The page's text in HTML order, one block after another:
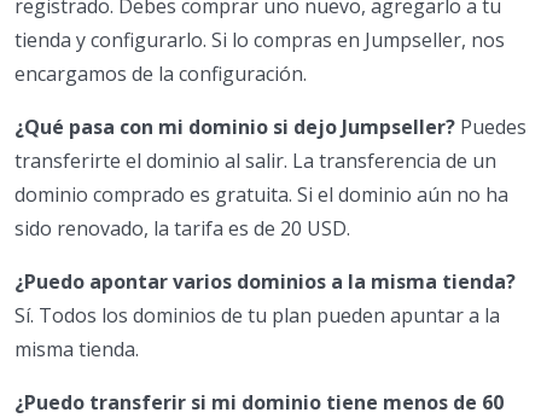
registrado. Debes comprar uno nuevo, agregarlo a tu
tienda y configurarlo. Si lo compras en Jumpseller, nos
encargamos de la configuración.
¿Qué pasa con mi dominio si dejo Jumpseller? Puedes
transferirte el dominio al salir. La transferencia de un
dominio comprado es gratuita. Si el dominio aún no ha
sido renovado, la tarifa es de 20 USD.
¿Puedo apontar varios dominios a la misma tienda?
Sí. Todos los dominios de tu plan pueden apuntar a la
misma tienda.
¿Puedo transferir si mi dominio tiene menos de 60